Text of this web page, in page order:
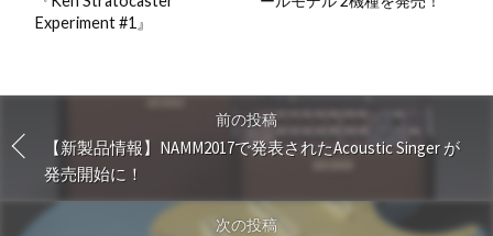
Experiment #1』
前の投稿
【新製品情報】NAMM2017で発表されたAcoustic Singer が
発売開始に！
次の投稿